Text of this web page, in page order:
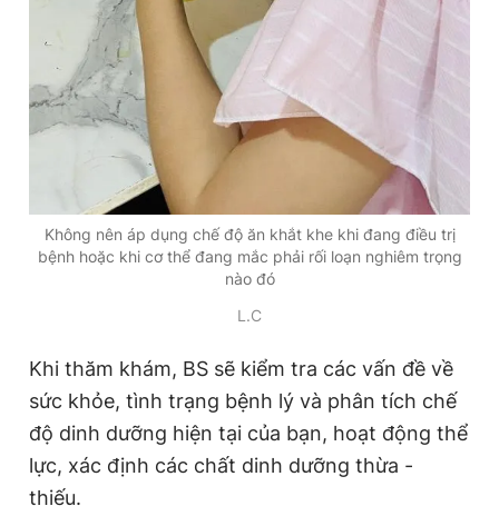
Không nên áp dụng chế độ ăn khắt khe khi đang điều trị
bệnh hoặc khi cơ thể đang mắc phải rối loạn nghiêm trọng
nào đó
L.C
Khi thăm khám, BS sẽ kiểm tra các vấn đề về
sức khỏe, tình trạng bệnh lý và phân tích chế
độ dinh dưỡng hiện tại của bạn, hoạt động thể
lực, xác định các chất dinh dưỡng thừa -
thiếu.